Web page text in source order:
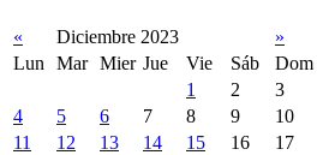
« Diciembre 2023
»
Lun
Mar Mier Jue Vie Sáb
Dom
1
2
3
4
5 6 7 8 9
10
11
12 13 14 15 16
17